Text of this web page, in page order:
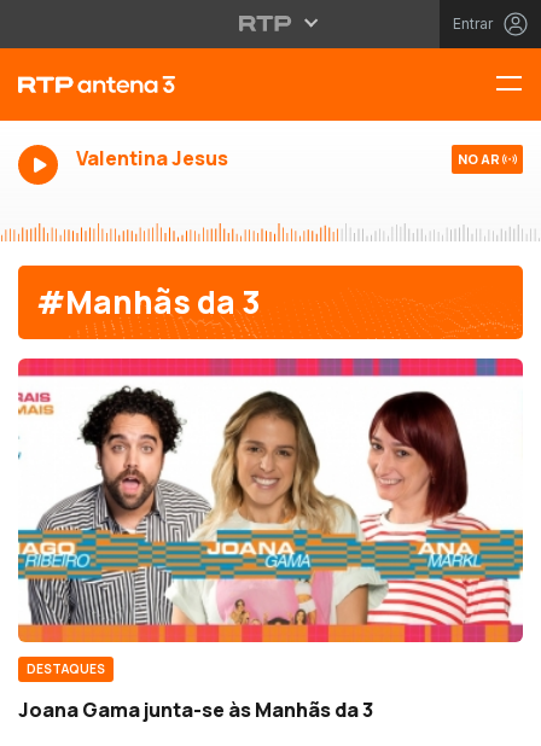
Entrar
Valentina Jesus NO AR
#Manhãs da 3
DESTAQUES
Joana Gama junta-se às Manhãs da 3